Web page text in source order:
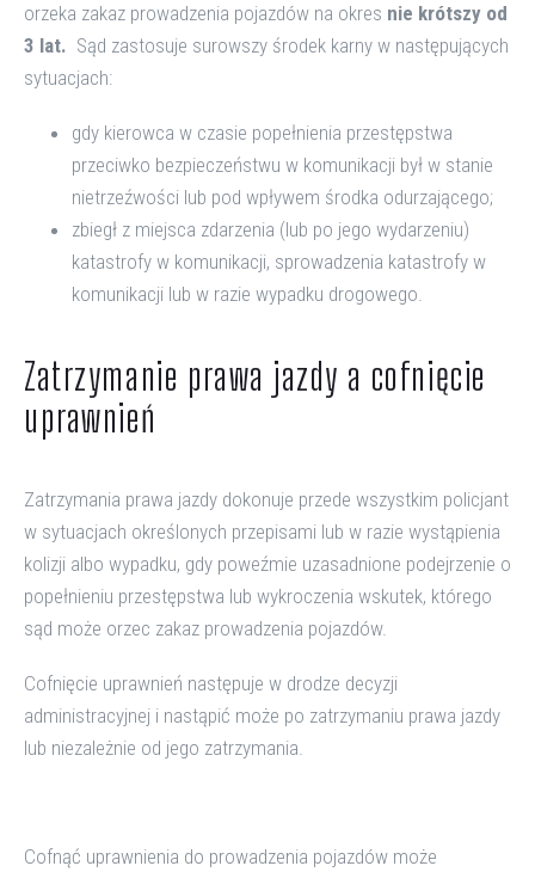
orzeka zakaz prowadzenia pojazdów na okres nie krótszy od
3 lat. Sąd zastosuje surowszy środek karny w następujących
sytuacjach:
gdy kierowca w czasie popełnienia przestępstwa
przeciwko bezpieczeństwu w komunikacji był w stanie
nietrzeźwości lub pod wpływem środka odurzającego;
zbiegł z miejsca zdarzenia (lub po jego wydarzeniu)
katastrofy w komunikacji, sprowadzenia katastrofy w
komunikacji lub w razie wypadku drogowego.
Zatrzymanie prawa jazdy a cofnięcie
uprawnień
Zatrzymania prawa jazdy dokonuje przede wszystkim policjant
w sytuacjach określonych przepisami lub w razie wystąpienia
kolizji albo wypadku, gdy poweźmie uzasadnione podejrzenie o
popełnieniu przestępstwa lub wykroczenia wskutek, którego
sąd może orzec zakaz prowadzenia pojazdów.
Cofnięcie uprawnień następuje w drodze decyzji
administracyjnej i nastąpić może po zatrzymaniu prawa jazdy
lub niezależnie od jego zatrzymania.
Cofnąć uprawnienia do prowadzenia pojazdów może